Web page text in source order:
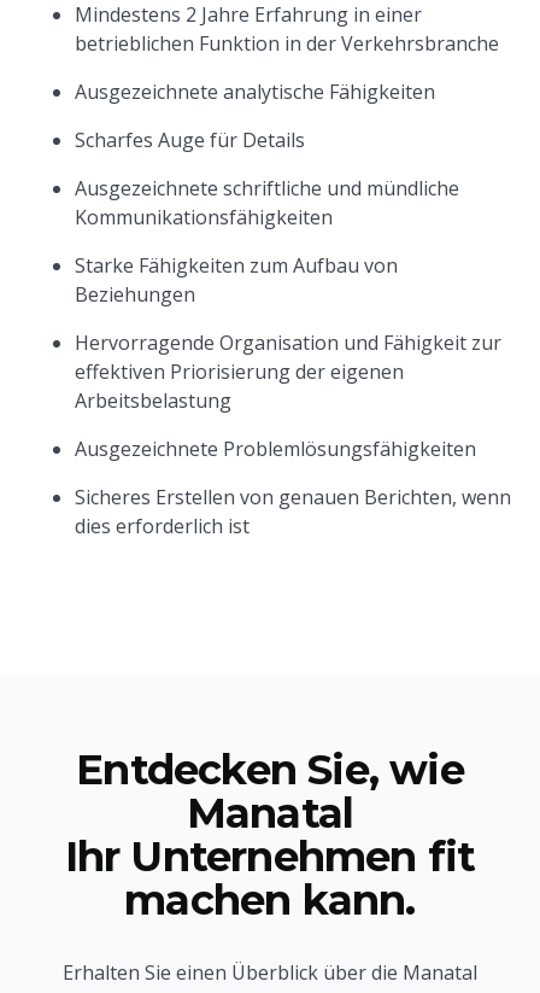
Mindestens 2 Jahre Erfahrung in einer
betrieblichen Funktion in der Verkehrsbranche
Ausgezeichnete analytische Fähigkeiten
Scharfes Auge für Details
Ausgezeichnete schriftliche und mündliche
Kommunikationsfähigkeiten
Starke Fähigkeiten zum Aufbau von
Beziehungen
Hervorragende Organisation und Fähigkeit zur
effektiven Priorisierung der eigenen
Arbeitsbelastung
Ausgezeichnete Problemlösungsfähigkeiten
Sicheres Erstellen von genauen Berichten, wenn
dies erforderlich ist
Entdecken Sie, wie
Manatal
Ihr Unternehmen fit
machen kann.
Erhalten Sie einen Überblick über die Manatal